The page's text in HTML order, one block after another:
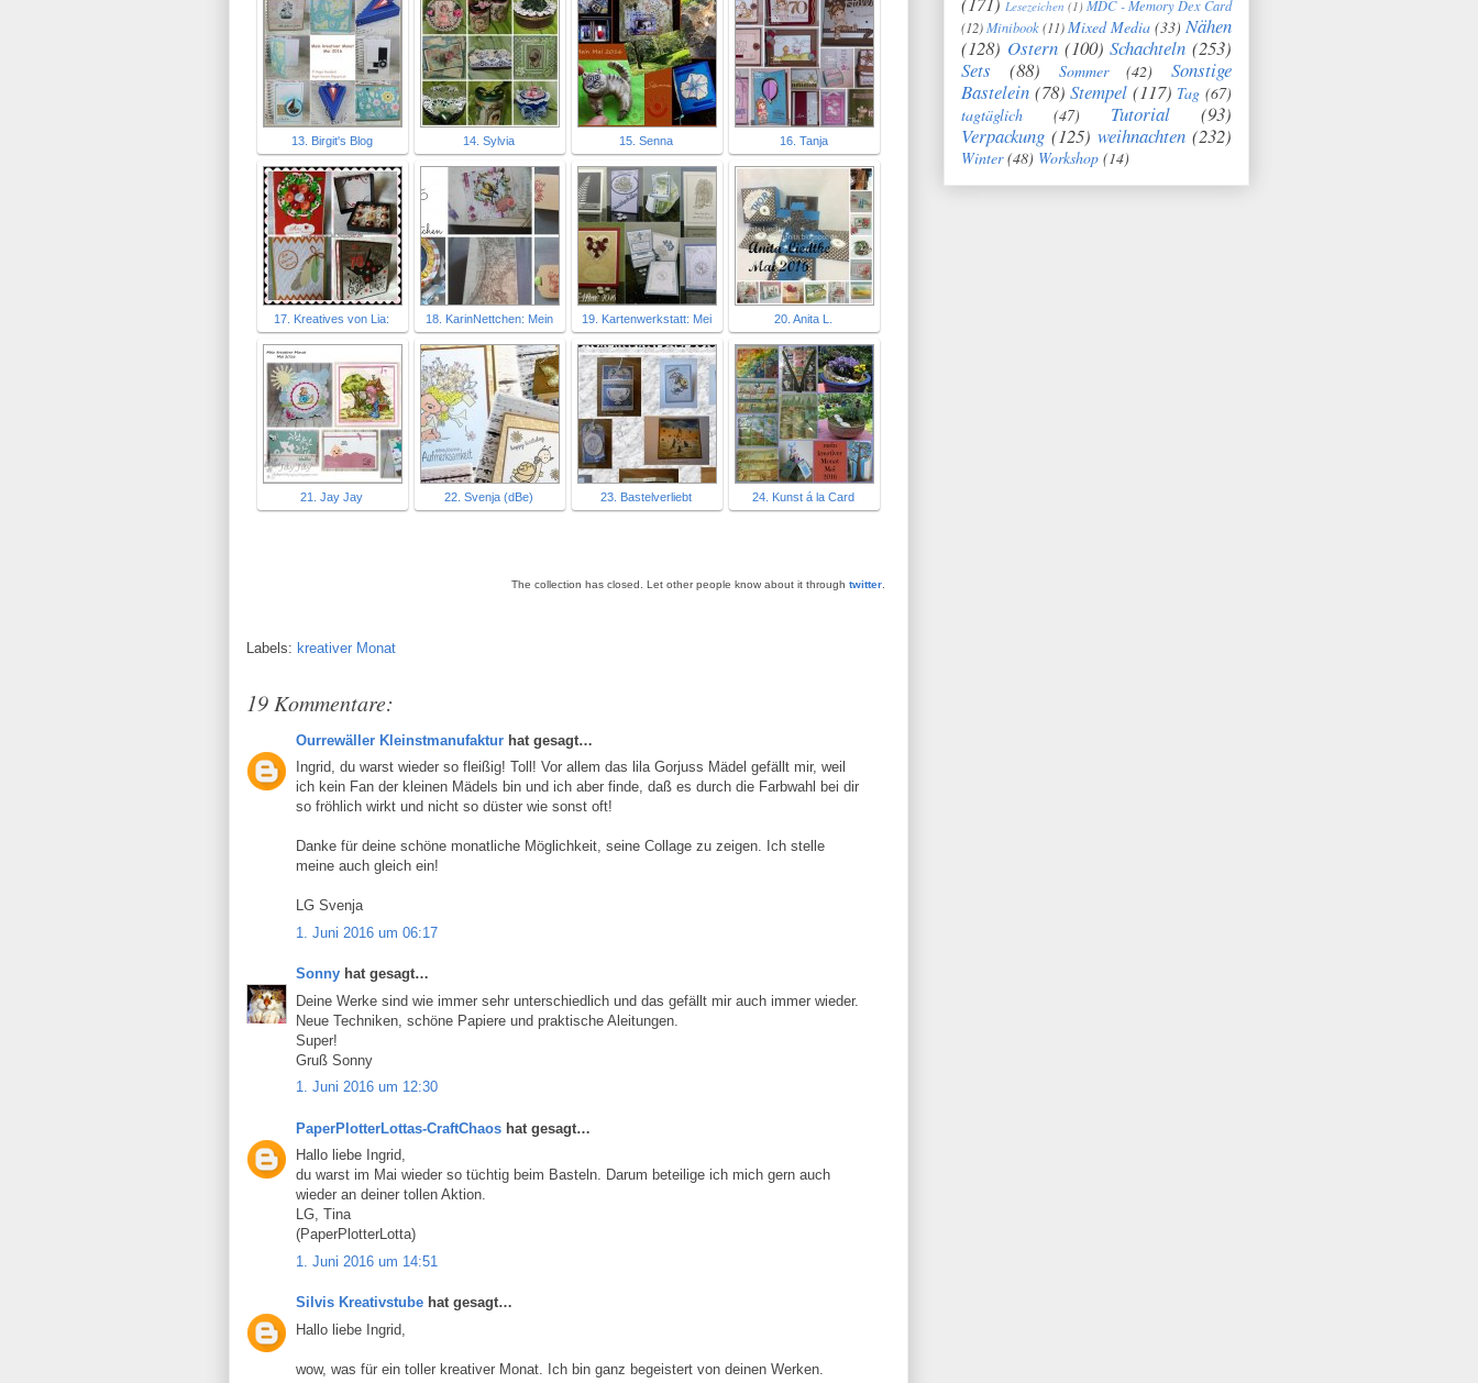
13. Birgit's Blog 14. Sylvia 15. Senna 16. Tanja
17. Kreatives von Lia: 18. KarinNettchen: Mein 19. Kartenwerkstatt: Mei 20. Anita L.
21. Jay Jay 22. Svenja (dBe) 23. Bastelverliebt 24. Kunst á la Card
The collection has closed. Let other people know about it through twitter.
Labels: kreativer Monat
19 Kommentare:
Ourrewäller Kleinstmanufaktur hat gesagt…
Ingrid, du warst wieder so fleißig! Toll! Vor allem das lila Gorjuss Mädel gefällt mir, weil
ich kein Fan der kleinen Mädels bin und ich aber finde, daß es durch die Farbwahl bei dir
so fröhlich wirkt und nicht so düster wie sonst oft!
Danke für deine schöne monatliche Möglichkeit, seine Collage zu zeigen. Ich stelle
meine auch gleich ein!
LG Svenja
1. Juni 2016 um 06:17
Sonny hat gesagt…
Deine Werke sind wie immer sehr unterschiedlich und das gefällt mir auch immer wieder.
Neue Techniken, schöne Papiere und praktische Aleitungen.
Super!
Gruß Sonny
1. Juni 2016 um 12:30
PaperPlotterLottas-CraftChaos hat gesagt…
Hallo liebe Ingrid,
du warst im Mai wieder so tüchtig beim Basteln. Darum beteilige ich mich gern auch
wieder an deiner tollen Aktion.
LG, Tina
(PaperPlotterLotta)
1. Juni 2016 um 14:51
Silvis Kreativstube hat gesagt…
Hallo liebe Ingrid,
wow, was für ein toller kreativer Monat. Ich bin ganz begeistert von deinen Werken.
Lesezeichen (1) MDC - Memory Dex Card
(12)Minibook(11) Mixed Media (33) Nähen
(128) Ostern (100) Schachteln (253)
Sets
(88) Sommer (42)
Sonstige
Bastelein (78) Stempel (117) Tag (67)
tagtäglich
(47) Tutorial
(93)
Verpackung (125) weihnachten (232)
Winter (48) Workshop (14)